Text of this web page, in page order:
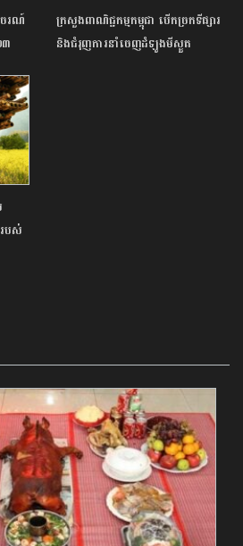
រណ៍
៣​
ក្រសួងពាណិជ្ជកម្មកម្ពុជា បើកច្រកទីផ្សារ
និងជំរុញការនាំចេញដំឡូងមីស្ងួត
បស់